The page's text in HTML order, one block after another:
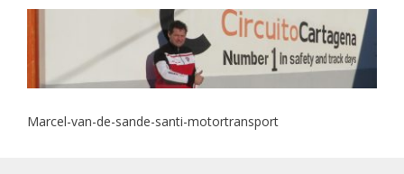
Marcel-van-de-sande-santi-motortransport